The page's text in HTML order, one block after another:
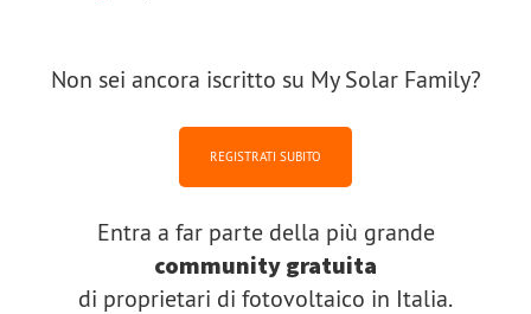
Non sei ancora iscritto su My Solar Family?
REGISTRATI SUBITO
Entra a far parte della più grande
community gratuita
di proprietari di fotovoltaico in Italia.